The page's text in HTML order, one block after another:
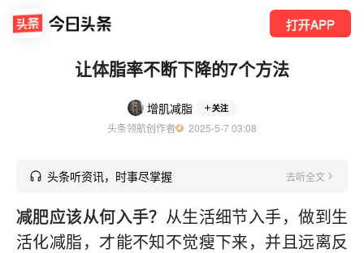
打开APP
让体脂率不断下降的7个方法
增肌减脂 关注
头条领航创作者
  2025-5-7 03:08
头条听资讯，时事尽掌握 去听全文
减肥应该从何入手？ 从生活细节入手，做到生
活化减脂，才能不知不觉瘦下来，并且远离反